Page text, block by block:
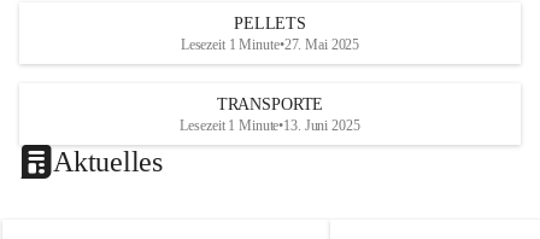
PELLETS
Lesezeit 1 Minute•27. Mai 2025
TRANSPORTE
Lesezeit 1 Minute•13. Juni 2025
Aktuelles